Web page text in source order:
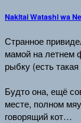
Nakitai Watashi wa
Странное
мамой на летнем
рыбку (есть
Будто она, ещё
месте, полном
говорящий кот…